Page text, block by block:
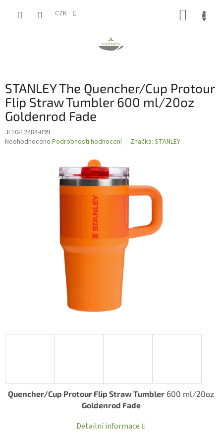
CZK
STANLEY The Quencher/Cup Protour
Flip Straw Tumbler 600 ml/20oz
Goldenrod Fade
JL10-12484-099
Průměrné
Neohodnoceno Podrobnosti hodnocení Značka: STANLEY
Quencher/Cup Protour Flip Straw Tumbler 600 ml/20oz
Goldenrod Fade
Detailní informace